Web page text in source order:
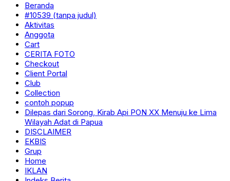
Beranda
#10539 (tanpa judul)
Aktivitas
Anggota
Cart
CERITA FOTO
Checkout
Client Portal
Club
Collection
contoh popup
Dilepas dari Sorong, Kirab Api PON XX Menuju ke Lima
Wilayah Adat di Papua
DISCLAIMER
EKBIS
Grup
Home
IKLAN